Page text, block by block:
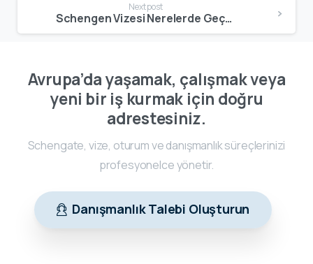
Next post
Schengen Vizesi Nerelerde Geçerli? 2026 Güncel Schengen Ülkeleri, Özel Bölgeler, Mikrodevletler ve Vizenin Geçmediği Ülkeler
Avrupa’da yaşamak, çalışmak veya
yeni bir iş kurmak için doğru
adrestesiniz.
Schengate, vize, oturum ve danışmanlık süreçlerinizi
profesyonelce yönetir.
Danışmanlık Talebi Oluşturun